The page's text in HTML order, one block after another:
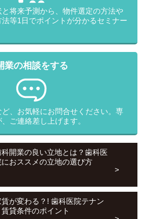
利用目的
情報の管理について責任を有する者の氏
は財産の保護のために必要がある場合で
得ることが困難であるとき
は児童の健全な育成の推進のために必要
本人の同意を得ることが困難であるとき
方公共団体またはその委託を受けた者が
することに対して協力する必要がある場
意を得ることにより当該事務の遂行に支
とき
個人情報の取扱いの全部又は一部を業者
な個人情報の保護水準を満たしている業
個人情報の安全管理が図られるよう委託
要かつ適切な監督を行います。
将来予測から、物件選定の方法や
等1日でポイントが分かるセミナー
業の相談をする
、お気軽にお問合せください。専
ご連絡差し上げます。
科開業の良い立地とは？歯科医
におススメの立地の選び方
賃が変わる？! 歯科医院テナン
賃貸条件のポイント